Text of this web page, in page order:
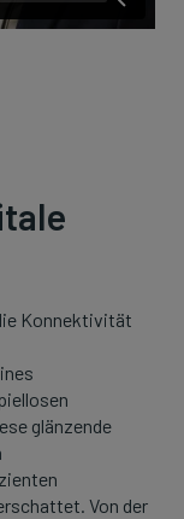
Konnektivität
glänzende
Von der